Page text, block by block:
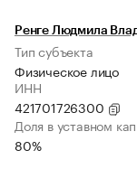
Ренге Людмила
Тип субъекта
Физическое лицо
ИНН
421701726300
Доля в уставном
80%